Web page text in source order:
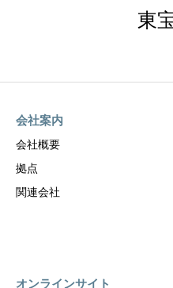
東
会社案内
会社概要
拠点
関連会社
オンラインサイト